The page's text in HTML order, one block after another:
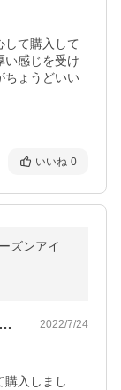
して購入して
い感じを受け
ちょうどいい
いいね 0
ズンアイ
ラムレーズン、メロン、マンゴーをまとめ… 2022/7/24
購入しまし